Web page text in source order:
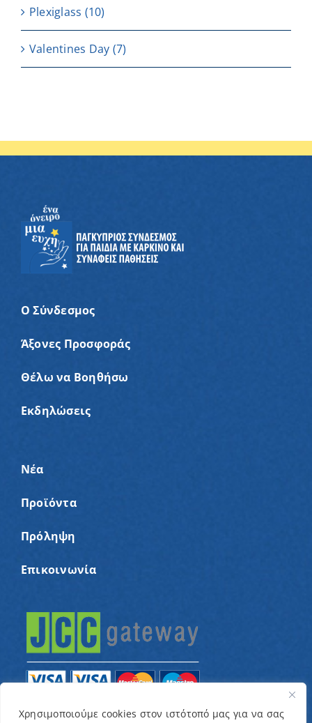
Χρησιμοποιούμε cookies στον ιστότοπό μας για να σας
Plexiglass (10)
Valentines Day (7)
Ο Σύνδεσμος
Άξονες Προσφοράς
Θέλω να Βοηθήσω
Εκδηλώσεις
Νέα
Προϊόντα
Πρόληψη
Επικοινωνία